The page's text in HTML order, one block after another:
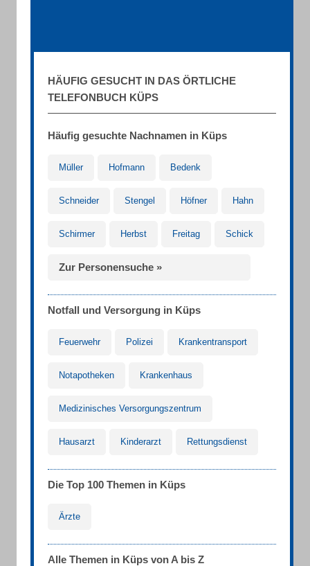
HÄUFIG GESUCHT IN DAS ÖRTLICHE
TELEFONBUCH KÜPS
Häufig gesuchte Nachnamen in Küps
Müller Hofmann Bedenk
Schneider Stengel Höfner Hahn
Schirmer Herbst Freitag Schick
Zur Personensuche »
Notfall und Versorgung in Küps
Feuerwehr Polizei Krankentransport
Notapotheken Krankenhaus
Medizinisches Versorgungszentrum
Hausarzt Kinderarzt Rettungsdienst
Die Top 100 Themen in Küps
Ärzte
Alle Themen in Küps von A bis Z